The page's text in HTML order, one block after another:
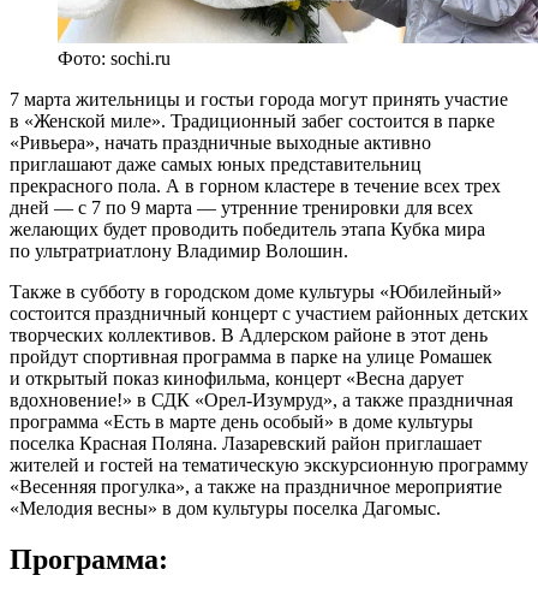
Фото: sochi.ru
7 марта жительницы и гостьи города могут принять участие
в «Женской миле». Традиционный забег состоится в парке
«Ривьера», начать праздничные выходные активно
приглашают даже самых юных представительниц
прекрасного пола. А в горном кластере в течение всех трех
дней — с 7 по 9 марта — утренние тренировки для всех
желающих будет проводить победитель этапа Кубка мира
по ультратриатлону Владимир Волошин.
Также в субботу в городском доме культуры «Юбилейный»
состоится праздничный концерт с участием районных детских
творческих коллективов. В Адлерском районе в этот день
пройдут спортивная программа в парке на улице Ромашек
и открытый показ кинофильма, концерт «Весна дарует
вдохновение!» в СДК «Орел-Изумруд», а также праздничная
программа «Есть в марте день особый» в доме культуры
поселка Красная Поляна. Лазаревский район приглашает
жителей и гостей на тематическую экскурсионную программу
«Весенняя прогулка», а также на праздничное мероприятие
«Мелодия весны» в дом культуры поселка Дагомыс.
Программа: